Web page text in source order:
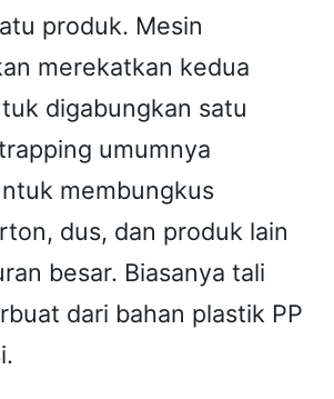
produk. Mesin
merekatkan kedua
digabungkan satu
umumnya
membungkus
dus, dan produk lain
besar. Biasanya tali
dari bahan plastik PP